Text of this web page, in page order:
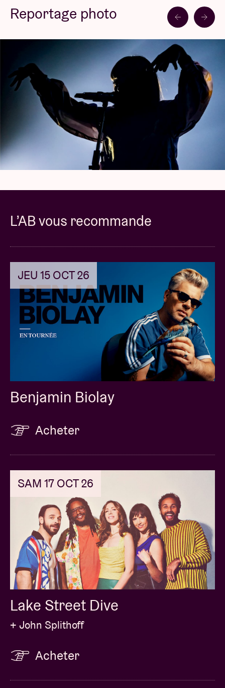
est passée et le couple (maintenant marié) est prêt à
retrouver son public sur scène le 4 avril à l’Ancienne
Photos: Carlo Verfaille
Reportage photo
L’AB vous recommande
JEU 15 OCT 26
Benjamin Biolay
Acheter
SAM 17 OCT 26
Lake Street Dive
+ John Splithoff
Acheter